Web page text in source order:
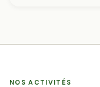
NOS ACTIVITÉS